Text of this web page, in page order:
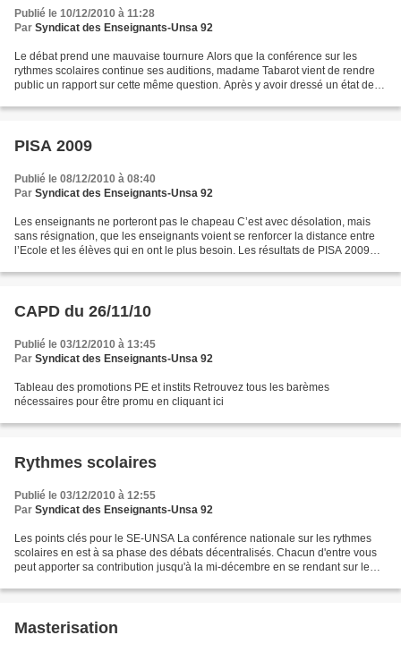
Publié le 10/12/2010 à 11:28
Par Syndicat des Enseignants-Unsa 92
Le débat prend une mauvaise tournure Alors que la conférence sur les
rythmes scolaires continue ses auditions, madame Tabarot vient de rendre
public un rapport sur cette même question. Après y avoir dressé un état des
PISA 2009
Publié le 08/12/2010 à 08:40
Par Syndicat des Enseignants-Unsa 92
Les enseignants ne porteront pas le chapeau C’est avec désolation, mais
sans résignation, que les enseignants voient se renforcer la distance entre
l’Ecole et les élèves qui en ont le plus besoin. Les résultats de PISA 2009
CAPD du 26/11/10
Publié le 03/12/2010 à 13:45
Par Syndicat des Enseignants-Unsa 92
Tableau des promotions PE et instits Retrouvez tous les barèmes
nécessaires pour être promu en cliquant ici
Rythmes scolaires
Publié le 03/12/2010 à 12:55
Par Syndicat des Enseignants-Unsa 92
Les points clés pour le SE-UNSA La conférence nationale sur les rythmes
scolaires en est à sa phase des débats décentralisés. Chacun d'entre vous
peut apporter sa contribution jusqu'à la mi-décembre en se rendant sur le
Masterisation